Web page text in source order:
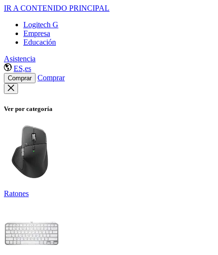
IR A CONTENIDO PRINCIPAL
Logitech G
Empresa
Educación
Asistencia
ES,es
Comprar Comprar
Ver por categoría
Ratones